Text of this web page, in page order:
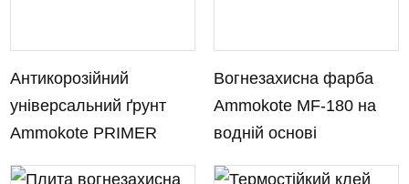
Антикорозійний
універсальний ґрунт
Ammokote PRIMER
Вогнезахисна фарба
Ammokote MF-180 на
водній основі